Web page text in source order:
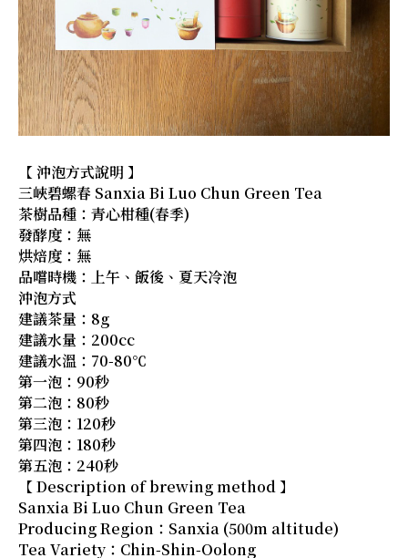
【 沖泡方式說明 】
三峽碧螺春 Sanxia Bi Luo Chun Green Tea
茶樹品種：青心柑種(春季)
發酵度：無
烘焙度：無
品嚐時機：上午、飯後、夏天冷泡
沖泡方式
建議茶量：8g
建議水量：200cc
建議水溫：70-80℃
第一泡：90秒
第二泡：80秒
第三泡：120秒
第四泡：180秒
第五泡：240秒
【 Description of brewing method 】
Sanxia Bi Luo Chun Green Tea
Producing Region：Sanxia (500m altitude)
Tea Variety：Chin-Shin-Oolong